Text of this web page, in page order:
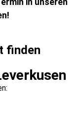
finden